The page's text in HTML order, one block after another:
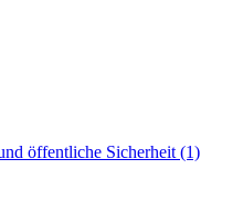
öffentliche Sicherheit (1)